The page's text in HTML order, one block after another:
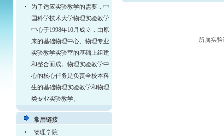
为了适应实验教学的需要，中
国科学技术大学物理实验教学
中心于1998年10月成立，由原
来的基础物理中心、物理专业
实验教学实验室的基础上组建
和整合而成。物理实验教学中
心的核心任务是负责全校本科
生的基础物理实验教学和物理
类专业实验教学。
常用链接
物理学院
所属实